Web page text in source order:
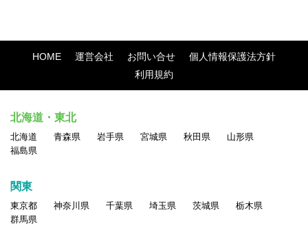
る行為
・他のユーザのアクセスまたは操作を妨害する行為
・サイト運営またはネットワーク・システムを妨害する行為
権、その他の権利を侵害する行為
・他のユーザに対する中傷、脅迫、いやがらせ、その他経済的
もしくは精神的損害または不利益を与える行為
・ポルノ、ヌード画像、その他一般の方が不快に感ずる画像、
言葉、その他の表現の掲載
・情報を改ざん・消去する行為、または事実に反する情報を送
HOME 運営会社 お問い合せ
個人情報保護法方針
利用規約
北海道・東北
北海道 青森県 岩手県 宮城県 秋田県
山形県
福島県
関東
東京都 神奈川県 千葉県 埼玉県 茨城県
栃木県
群馬県